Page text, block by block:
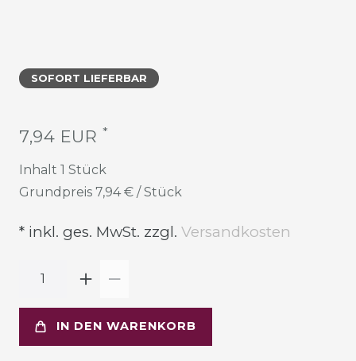
SOFORT LIEFERBAR
7,94 EUR *
Inhalt 1 Stück
Grundpreis 7,94 € / Stück
* inkl. ges. MwSt. zzgl. Versandkosten
IN DEN WARENKORB